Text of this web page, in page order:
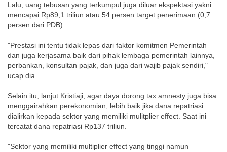
Lalu, uang tebusan yang terkumpul juga diluar ekspektasi yakni
mencapai Rp89,1 triliun atau 54 persen target penerimaan (0,7
persen dari PDB).
"Prestasi ini tentu tidak lepas dari faktor komitmen Pemerintah
dan juga kerjasama baik dari pihak lembaga pemerintah lainnya,
perbankan, konsultan pajak, dan juga dari wajib pajak sendiri,"
ucap dia.
Selain itu, lanjut Kristiaji, agar daya dorong tax amnesty juga bisa
menggairahkan perekonomian, lebih baik jika dana repatriasi
dialirkan kepada sektor yang memiliki mulitplier effect. Saat ini
tercatat dana repatriasi Rp137 triliun.
"Sektor yang memiliki multiplier effect yang tinggi namun